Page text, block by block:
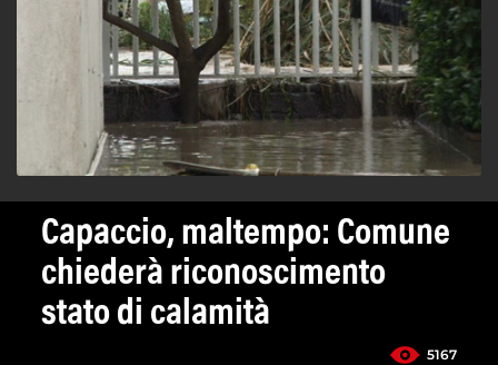
Capaccio, maltempo: Comune
chiederà riconoscimento
stato di calamità
5167